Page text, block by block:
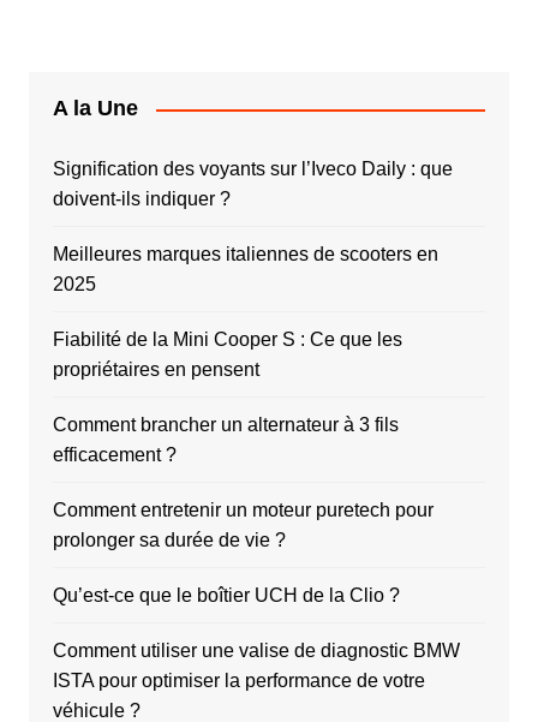
A la Une
Signification des voyants sur l’Iveco Daily : que
doivent-ils indiquer ?
Meilleures marques italiennes de scooters en
2025
Fiabilité de la Mini Cooper S : Ce que les
propriétaires en pensent
Comment brancher un alternateur à 3 fils
efficacement ?
Comment entretenir un moteur puretech pour
prolonger sa durée de vie ?
Qu’est-ce que le boîtier UCH de la Clio ?
Comment utiliser une valise de diagnostic BMW
ISTA pour optimiser la performance de votre
véhicule ?